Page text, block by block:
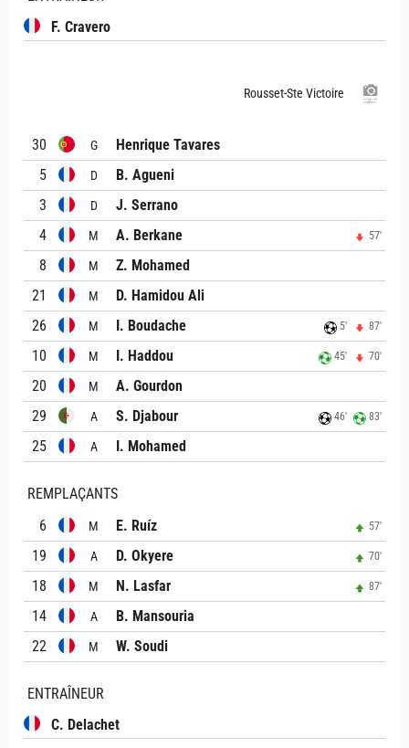
F. Cravero
Rousset-Ste Victoire
30 G
Henrique Tavares
5
D
B. Agueni
3
D
J. Serrano
4
M A. Berkane 57'
8 M
Z. Mohamed
21
M
D. Hamidou Ali
26
M I. Boudache 5' 87'
10 M I. Haddou 45' 70'
20 M
A. Gourdon
29
A S. Djabour 46' 83'
25 A I. Mohamed
REMPLAÇANTS
6
M E. Ruíz 57'
19 A D. Okyere 70'
18 M N. Lasfar 87'
14 A
B. Mansouria
22
M W. Soudi
ENTRAÎNEUR
C. Delachet